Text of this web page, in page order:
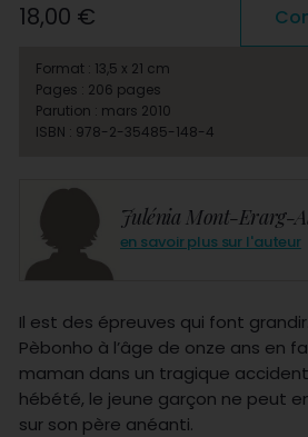
Julénia Mont-Erarg-
en savoir plus sur l'auteur
Il est des épreuves qui font
Pèbonho à l’âge de onze ans en
maman dans un tragique
hébété, le jeune garçon ne peut
sur son père anéanti.
18,00 €
Format : 13,5 x 21 cm
Pages : 206 pages
Parution : mars 2010
ISBN : 978-2-35485-148-4